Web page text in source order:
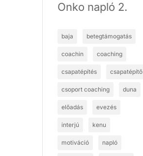
Onko napló 2.
baja betegtámogatás
coachin coaching
csapatépítés csapatépítő
csoport coaching duna
előadás evezés
interjú kenu
motiváció napló